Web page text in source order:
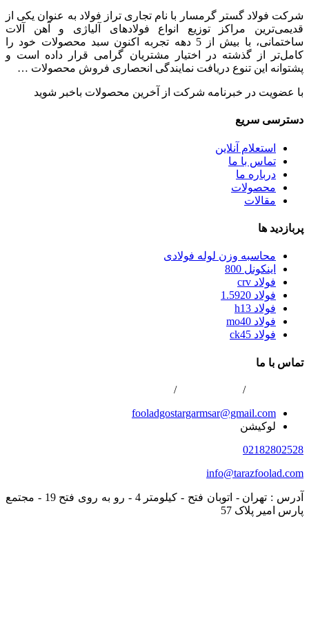
شرکت فولاد گستر گرمسار با نام تجاری تراز فولاد به عنوان یکی از
قدیمی‌ترین مراکز توزیع انواع فولادهای آلیاژی و آهن آلات
ساختمانی، با بیش از 5 دهه تجربه اکنون سبد محصولات خود را
کامل‌تر از گذشته در اختیار مشتریان گرامی قرار داده است و
پشتوانه این تنوع دریافت نمایندگی انحصاری فروش محصولات …
با عضویت در خبرنامه شرکت از آخرین محصولات باخبر شوید
دسترسی سریع
استعلام آنلاین
تماس با ما
درباره ما
محصولات
مقالات
پربازدید ها
محاسبه وزن لوله فولادی
اینکونل 800
فولاد crv
فولاد 1.5920
فولاد h13
فولاد mo40
فولاد ck45
تماس با ما
/
/
fooladgostargarmsar@gmail.com
لوکیشن
02182802528
info@tarazfoolad.com
آدرس : تهران - اتوبان فتح - کیلومتر 4 - رو به روی فتح 19 - مجتمع
پارس امیر پلاک 57